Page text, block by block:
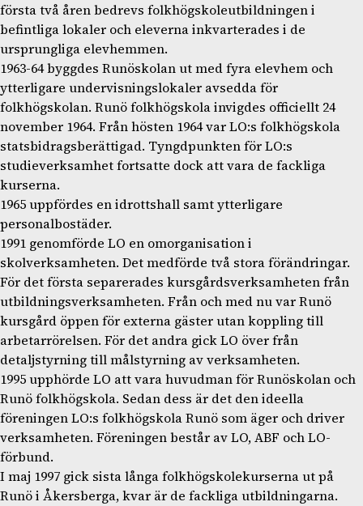
första två åren bedrevs folkhögskoleutbildningen i
befintliga lokaler och eleverna inkvarterades i de
ursprungliga elevhemmen.
1963-64 byggdes Runöskolan ut med fyra elevhem och
ytterligare undervisningslokaler avsedda för
folkhögskolan. Runö folkhögskola invigdes officiellt 24
november 1964. Från hösten 1964 var LO:s folkhögskola
statsbidragsberättigad. Tyngdpunkten för LO:s
studieverksamhet fortsatte dock att vara de fackliga
kurserna.
1965 uppfördes en idrottshall samt ytterligare
personalbostäder.
1991 genomförde LO en omorganisation i
skolverksamheten. Det medförde två stora förändringar.
För det första separerades kursgårdsverksamheten från
utbildningsverksamheten. Från och med nu var Runö
kursgård öppen för externa gäster utan koppling till
arbetarrörelsen. För det andra gick LO över från
detaljstyrning till målstyrning av verksamheten.
1995 upphörde LO att vara huvudman för Runöskolan och
Runö folkhögskola. Sedan dess är det den ideella
föreningen LO:s folkhögskola Runö som äger och driver
verksamheten. Föreningen består av LO, ABF och LO-
förbund.
I maj 1997 gick sista långa folkhögskolekurserna ut på
Runö i Åkersberga, kvar är de fackliga utbildningarna.